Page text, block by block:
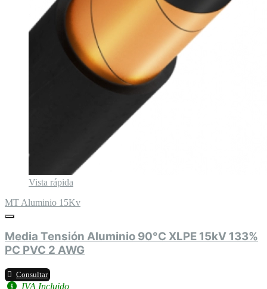
Vista rápida
MT Aluminio 15Kv
Media Tensión Aluminio 90°C XLPE 15kV 133%
PC PVC 2 AWG
Consultar
IVA Incluido